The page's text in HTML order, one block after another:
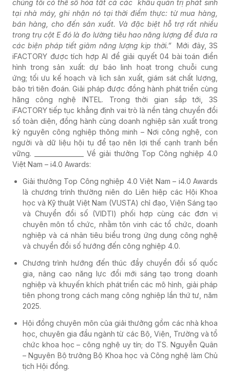
chúng tôi có thể số hóa tất cả các khâu quản trị phát sinh
tại nhà máy, ghi nhận nó tại thời điểm thực: từ mua hàng,
bán hàng, cho đến sản xuất. Và đặc biệt hỗ trợ rất nhiều
trong trụ cột E đó là đo lường tiêu hao năng lượng để đưa ra
các biện pháp tiết giảm năng lượng kịp thời.”
Mới đây, 3S
iFACTORY được tích hợp AI để giải quyết 04 bài toán điển
hình trong sản xuất: dự báo linh hoạt trong chuỗi cung
ứng; tối ưu kế hoạch và lịch sản xuất, giám sát chất lượng,
bảo trì tiên đoán. Giải pháp được đồng hành phát triển cùng
hãng công nghệ INTEL.
Trong thời gian sắp tới, 3S
iFACTORY tiếp tục khẳng định vai trò là nền tảng chuyển đổi
số toàn diện, đồng hành cùng doanh nghiệp sản xuất trong
kỷ nguyên công nghiệp thông minh – Nơi công nghệ, con
người và dữ liệu hội tụ để tạo nên lợi thế cạnh tranh bền
vững.
Về giải thưởng Top Công nghiệp 4.0
Việt Nam – i4.0 Awards:
Giải thưởng Top Công nghiệp 4.0 Việt Nam – i4.0 Awards
là chương trình thường niên do Liên hiệp các Hội Khoa
học và Kỹ thuật Việt Nam (VUSTA) chỉ đạo, Viện Sáng tạo
và Chuyển đổi số (VIDTI) phối hợp cùng các đơn vị
chuyên môn tổ chức, nhằm tôn vinh các tổ chức, doanh
nghiệp và cá nhân tiêu biểu trong ứng dụng công nghệ
và chuyển đổi số hướng đến công nghiệp 4.0.
Chương trình hướng đến thúc đẩy chuyển đổi số quốc
gia, nâng cao năng lực đổi mới sáng tạo trong doanh
nghiệp và khuyến khích phát triển các mô hình, giải pháp
tiên phong trong cách mạng công nghiệp lần thứ tư, năm
2025.
Hội đồng chuyên môn của giải thưởng gồm các nhà khoa
học, chuyên gia đầu ngành từ các Bộ, Viện, Trường và tổ
chức khoa học – công nghệ uy tín; do TS. Nguyễn Quân
– Nguyên Bộ trưởng Bộ Khoa học và Công nghệ làm Chủ
tịch Hội đồng.